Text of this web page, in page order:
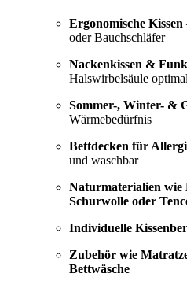
Ergonomische Kissen
oder Bauchschläfer
Nackenkissen &
Halswirbelsäule optimal
Sommer-, Winter- &
Wärmebedürfnis
Bettdecken für
und waschbar
Naturmaterialien wie
Schurwolle oder
Individuelle
Zubehör wie
Bettwäsche